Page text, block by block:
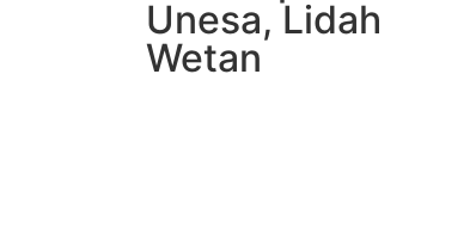
Unesa, Lidah
Wetan